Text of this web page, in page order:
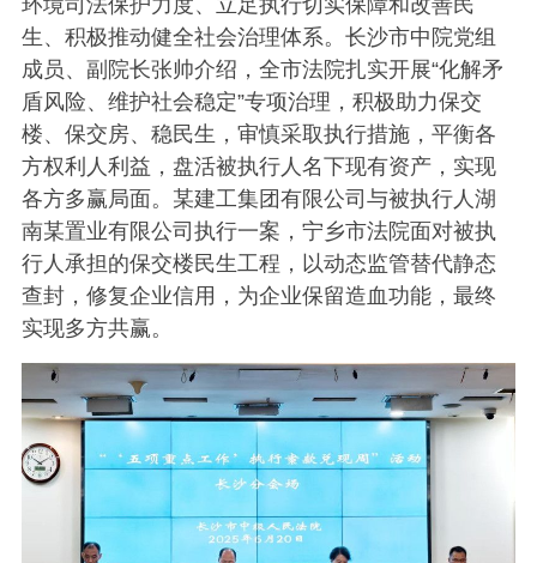
环境司法保护力度、立足执行切实保障和改善民
生、积极推动健全社会治理体系。长沙市中院党组
成员、副院长张帅介绍，全市法院扎实开展“化解矛
盾风险、 维护社会稳定”专项治理，积极助力保交
楼、保交房、稳民生，审慎采取执行措施，平衡各
方权利人利益，盘活被执行人名下现有资产，实现
各方多赢局面。某建工集团有限公司与被执行人湖
南某置业有限公司执行一案，宁乡市法院面对被执
行人承担的保交楼民生工程，以动态监管替代静态
查封，修复企业信用，为企业保留造血功能，最终
实现多方共赢。